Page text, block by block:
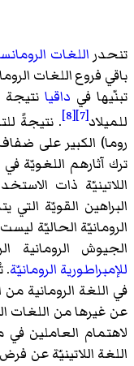
تنحدر اللغات
باقي فروع اللغات
تبنّيها في داقيانتيجة
للميلاد[7]
[8]
. نتيجةً
روما) الكبير على
ترك آثارهم اللغويّة
اللاتينيّة ذات
البراهين القويّة
الرومانيّة الحاليّة
الجيوش الرومانية
للإمبراطورية الرومانيّة.
في اللغة الرومانية
عن غيرها من اللغات
لاهتمام العاملين في
اللغة اللاتينيّة عن